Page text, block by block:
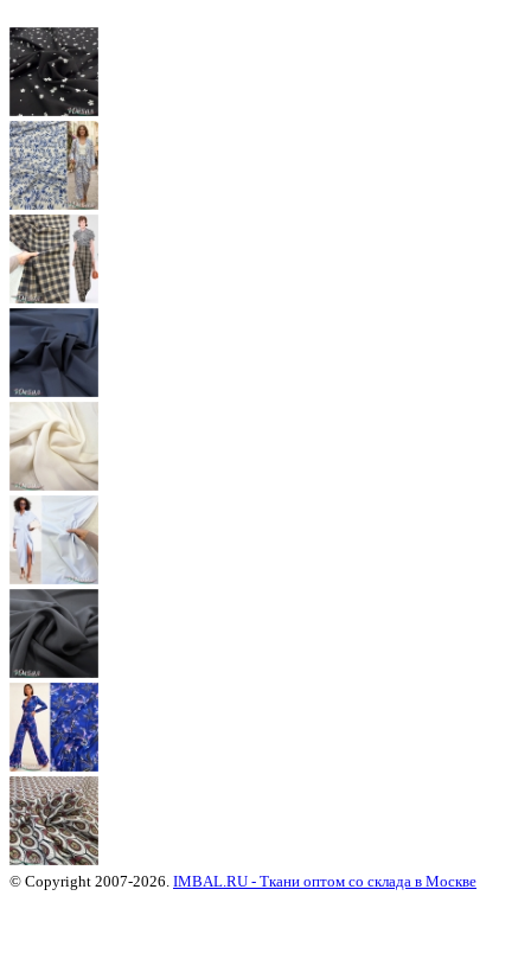
© Copyright 2007-2026. IMBAL.RU - Ткани оптом со склада в Москве